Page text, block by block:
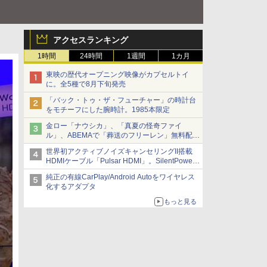
アクセスランキング
1時間 24時間 1週間 1カ月
東映の歴代オープニング映像がカプセルトイ
に。全5種で8月下旬発売
「バック・トゥ・ザ・フューチャー」の時計台
をモチーフにした腕時計。1985本限定
金ロー「ナウシカ」、「真夏の怪奇ファイ
ル」、ABEMAで「葬送のフリーレン」無料配信
など。夏の特番・配信情報
世界初アクティブノイズキャンセリングII搭載
HDMIケーブル「Pulsar HDMI」。SilentPower
から
純正の有線CarPlay/Android Autoをワイヤレス
化するアダプタ
もっと見る